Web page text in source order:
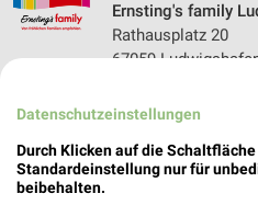
Ernsting's family
Rathausplatz 20
67059
Datenschutzeinstellungen
Durch Klicken auf die Schaltfläche
Standardeinstellung nur für
beibehalten.